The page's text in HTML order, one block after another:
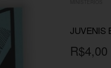
JUVENIS
R$4,00